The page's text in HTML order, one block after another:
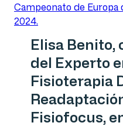
Elisa Benito,
del Experto
Fisioterapia
Fisiofocus,